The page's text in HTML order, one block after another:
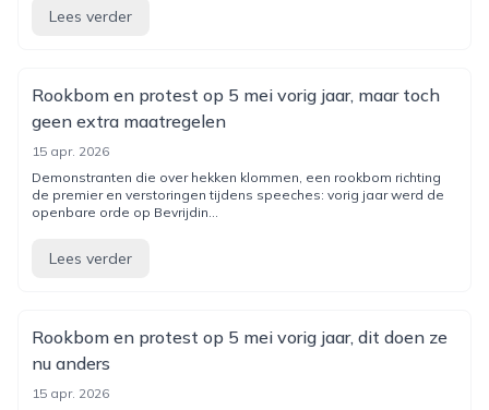
Lees verder
Rookbom en protest op 5 mei vorig jaar, maar toch
geen extra maatregelen
15 apr. 2026
Demonstranten die over hekken klommen, een rookbom richting
de premier en verstoringen tijdens speeches: vorig jaar werd de
openbare orde op Bevrijdin...
Lees verder
Rookbom en protest op 5 mei vorig jaar, dit doen ze
nu anders
15 apr. 2026